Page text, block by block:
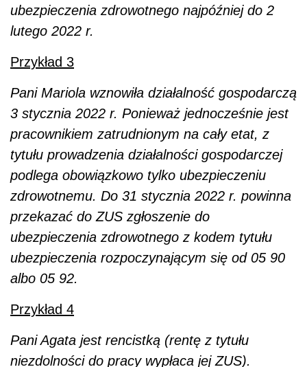
ubezpieczenia zdrowotnego najpóźniej do 2
lutego 2022 r.
Przykład 3
Pani Mariola wznowiła działalność gospodarczą
3 stycznia 2022 r. Ponieważ jednocześnie jest
pracownikiem zatrudnionym na cały etat, z
tytułu prowadzenia działalności gospodarczej
podlega obowiązkowo tylko ubezpieczeniu
zdrowotnemu. Do 31 stycznia 2022 r. powinna
przekazać do ZUS zgłoszenie do
ubezpieczenia zdrowotnego z kodem tytułu
ubezpieczenia rozpoczynającym się od 05 90
albo 05 92.
Przykład 4
Pani Agata jest rencistką (rentę z tytułu
niezdolności do pracy wypłaca jej ZUS).